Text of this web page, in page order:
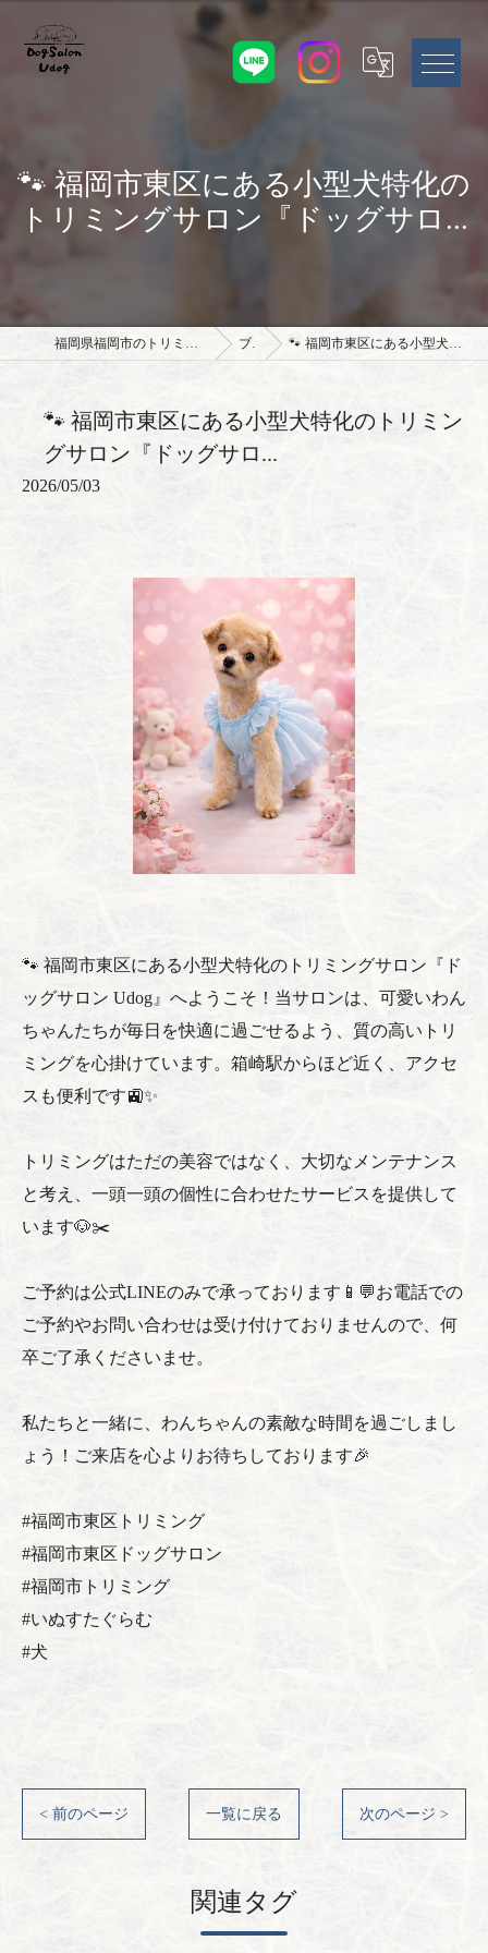
🐾 福岡市東区にある小型犬特化の
トリミングサロン『ドッグサロ...
福岡県福岡市のトリミングサロンならドッグサロン Udog ブログ 🐾 福岡市東区にある小型犬特化のトリミングサロン『ドッグサロ...
🐾 福岡市東区にある小型犬特化のトリミン
グサロン『ドッグサロ...
2026/05/03
🐾 福岡市東区にある小型犬特化のトリミングサロン『ド
ッグサロン Udog』へようこそ！当サロンは、可愛いわん
ちゃんたちが毎日を快適に過ごせるよう、質の高いトリ
ミングを心掛けています。箱崎駅からほど近く、アクセ
スも便利です🚉✨
トリミングはただの美容ではなく、大切なメンテナンス
と考え、一頭一頭の個性に合わせたサービスを提供して
います🐶✂️
ご予約は公式LINEのみで承っております📱💬お電話での
ご予約やお問い合わせは受け付けておりませんので、何
卒ご了承くださいませ。
私たちと一緒に、わんちゃんの素敵な時間を過ごしまし
ょう！ご来店を心よりお待ちしております🎉
#福岡市東区トリミング
#福岡市東区ドッグサロン
#福岡市トリミング
#いぬすたぐらむ
#犬
< 前のページ 一覧に戻る 次のページ >
関連タグ